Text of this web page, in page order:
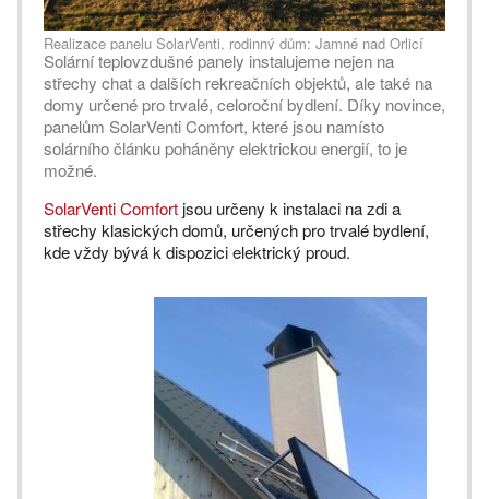
Realizace panelu SolarVenti, rodinný dům: Jamné nad Orlicí
Solární teplovzdušné panely instalujeme nejen na
střechy chat a dalších rekreačních objektů, ale také na
domy určené pro trvalé, celoroční bydlení. Díky novince,
panelům SolarVenti Comfort, které jsou namísto
solárního článku poháněny elektrickou energií, to je
možné.
SolarVenti Comfort jsou určeny k instalaci na zdi a
střechy klasických domů, určených pro trvalé bydlení,
kde vždy bývá k dispozici elektrický proud.